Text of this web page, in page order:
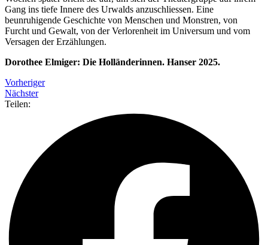
Gang ins tiefe Innere des Urwalds anzuschliessen. Eine
beunruhigende Geschichte von Menschen und Monstren, von
Furcht und Gewalt, von der Verlorenheit im Universum und vom
Versagen der Erzählungen.
Dorothee Elmiger: Die Holländerinnen. Hanser 2025.
Vorheriger
Nächster
Teilen: